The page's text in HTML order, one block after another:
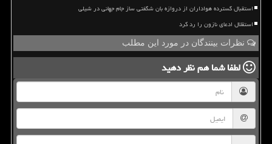
استقبال گسترده هواداران از دروازه بان شگفتی ساز جام جهانی در شیلی
استقلال ادعای نازون را رد کرد
نظرات بینندگان در مورد این مطلب
لطفا شما همنظر دهید